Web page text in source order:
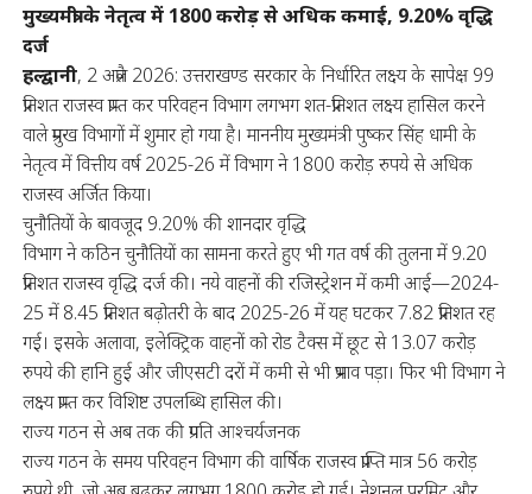
मुख्यमंत्री के नेतृत्व में 1800 करोड़ से अधिक कमाई, 9.20% वृद्धि
दर्ज
हल्द्वानी, 2 अप्रैल 2026: उत्तराखण्ड सरकार के निर्धारित लक्ष्य के सापेक्ष 99
प्रतिशत राजस्व प्राप्त कर परिवहन विभाग लगभग शत-प्रतिशत लक्ष्य हासिल करने
वाले प्रमुख विभागों में शुमार हो गया है। माननीय मुख्यमंत्री पुष्कर सिंह धामी के
नेतृत्व में वित्तीय वर्ष 2025-26 में विभाग ने 1800 करोड़ रुपये से अधिक
राजस्व अर्जित किया।
चुनौतियों के बावजूद 9.20% की शानदार वृद्धि
विभाग ने कठिन चुनौतियों का सामना करते हुए भी गत वर्ष की तुलना में 9.20
प्रतिशत राजस्व वृद्धि दर्ज की। नये वाहनों की रजिस्ट्रेशन में कमी आई—2024-
25 में 8.45 प्रतिशत बढ़ोतरी के बाद 2025-26 में यह घटकर 7.82 प्रतिशत रह
गई। इसके अलावा, इलेक्ट्रिक वाहनों को रोड टैक्स में छूट से 13.07 करोड़
रुपये की हानि हुई और जीएसटी दरों में कमी से भी प्रभाव पड़ा। फिर भी विभाग ने
लक्ष्य प्राप्त कर विशिष्ट उपलब्धि हासिल की।
राज्य गठन से अब तक की प्रगति आश्चर्यजनक
राज्य गठन के समय परिवहन विभाग की वार्षिक राजस्व प्राप्ति मात्र 56 करोड़